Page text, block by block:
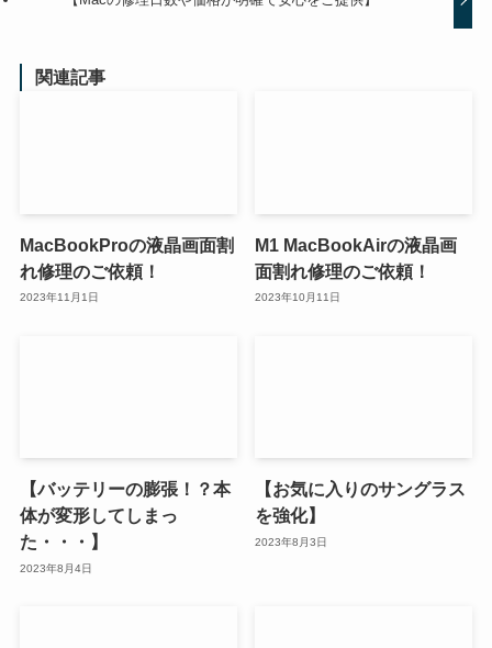
関連記事
MacBookProの液晶画面割
れ修理のご依頼！
2023年11月1日
M1 MacBookAirの液晶画
面割れ修理のご依頼！
2023年10月11日
【バッテリーの膨張！？本
体が変形してしまっ
た・・・】
2023年8月4日
【お気に入りのサングラス
を強化】
2023年8月3日